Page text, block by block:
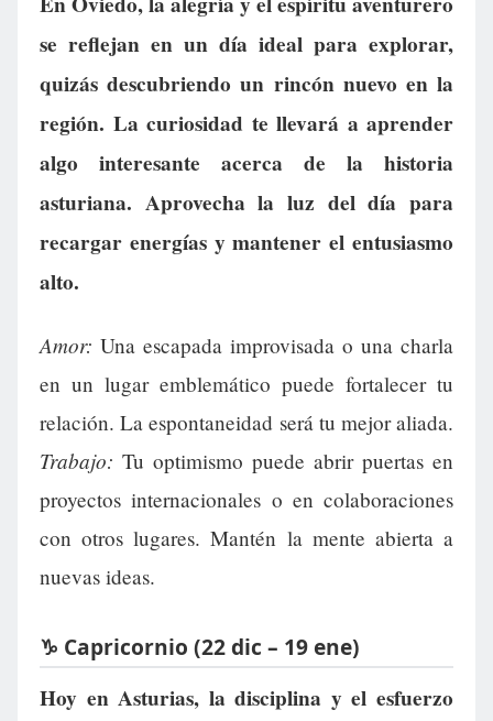
se reflejan en un día ideal para explorar,
quizás descubriendo un rincón nuevo en la
región. La curiosidad te llevará a aprender
algo interesante acerca de la historia
asturiana. Aprovecha la luz del día para
recargar energías y mantener el entusiasmo
alto.
Amor: Una escapada improvisada o una charla
en un lugar emblemático puede fortalecer tu
relación. La espontaneidad será tu mejor aliada.
Trabajo: Tu optimismo puede abrir puertas en
proyectos internacionales o en colaboraciones
con otros lugares. Mantén la mente abierta a
nuevas ideas.
♑ Capricornio (22 dic – 19 ene)
Hoy en Asturias, la disciplina y el esfuerzo